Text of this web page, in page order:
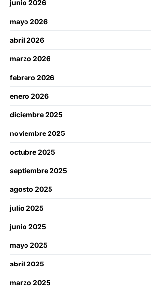
junio 2026
mayo 2026
abril 2026
marzo 2026
febrero 2026
enero 2026
diciembre 2025
noviembre 2025
octubre 2025
septiembre 2025
agosto 2025
julio 2025
junio 2025
mayo 2025
abril 2025
marzo 2025